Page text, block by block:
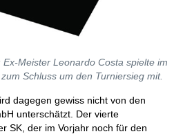
Meister Leonardo Costa spielte im
Schluss um den Turniersieg mit.
dagegen gewiss nicht von den
unterschätzt. Der vierte
SK, der im Vorjahr noch für den